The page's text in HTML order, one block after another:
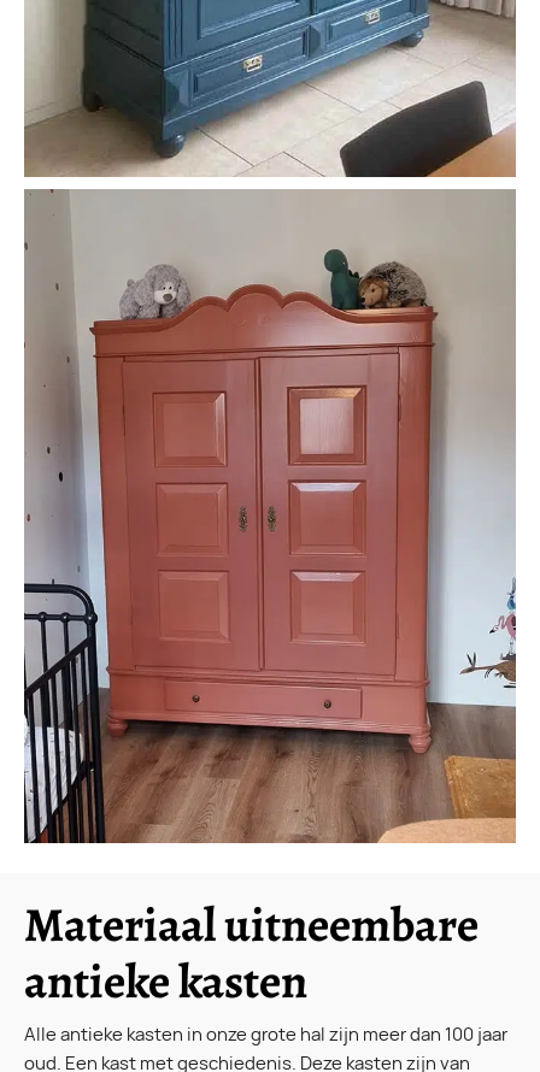
Materiaal uitneembare
antieke kasten
Alle antieke kasten in onze grote hal zijn meer dan 100 jaar
oud. Een kast met geschiedenis. Deze kasten zijn van